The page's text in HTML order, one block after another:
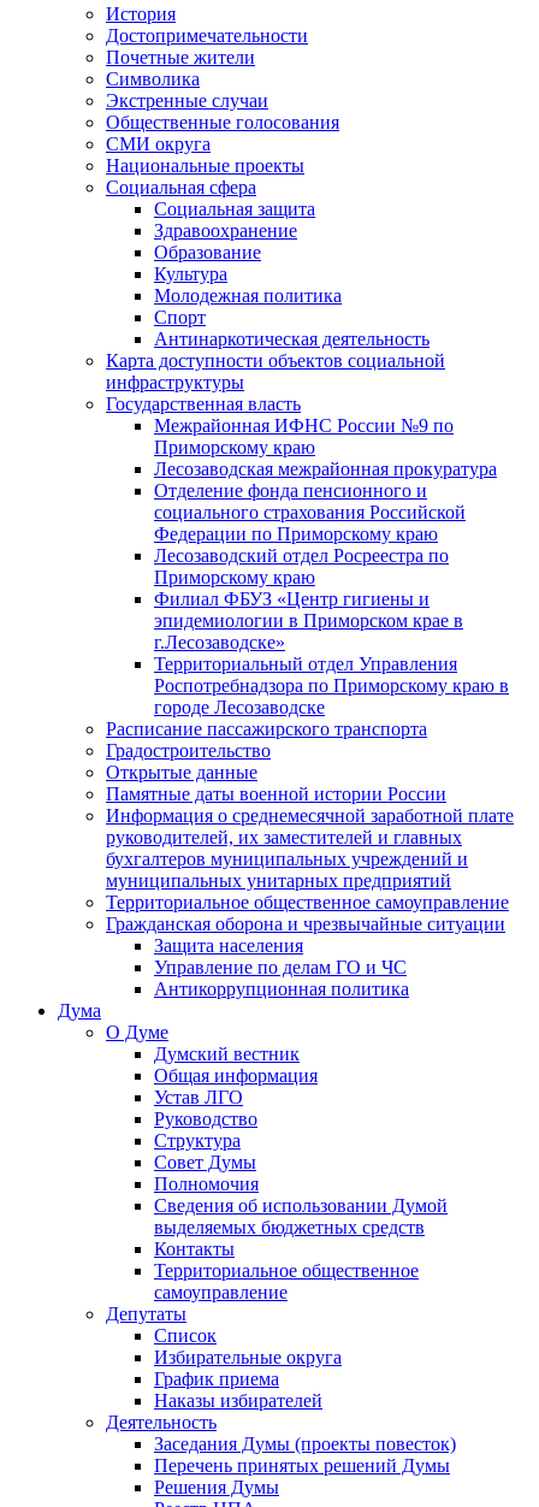
История
Достопримечательности
Почетные жители
Символика
Экстренные случаи
Общественные голосования
СМИ округа
Национальные проекты
Социальная сфера
Социальная защита
Здравоохранение
Образование
Культура
Молодежная политика
Спорт
Антинаркотическая деятельность
Карта доступности объектов социальной
инфраструктуры
Государственная власть
Межрайонная ИФНС России №9 по
Приморскому краю
Лесозаводская межрайонная прокуратура
Отделение фонда пенсионного и
социального страхования Российской
Федерации по Приморскому краю
Лесозаводский отдел Росреестра по
Приморскому краю
Филиал ФБУЗ «Центр гигиены и
эпидемиологии в Приморском крае в
г.Лесозаводске»
Территориальный отдел Управления
Роспотребнадзора по Приморскому краю в
городе Лесозаводске
Расписание пассажирского транспорта
Градостроительство
Открытые данные
Памятные даты военной истории России
Информация о среднемесячной заработной плате
руководителей, их заместителей и главных
бухгалтеров муниципальных учреждений и
муниципальных унитарных предприятий
Территориальное общественное самоуправление
Гражданская оборона и чрезвычайные ситуации
Защита населения
Управление по делам ГО и ЧС
Антикоррупционная политика
Дума
О Думе
Думский вестник
Общая информация
Устав ЛГО
Руководство
Структура
Совет Думы
Полномочия
Сведения об использовании Думой
выделяемых бюджетных средств
Контакты
Территориальное общественное
самоуправление
Депутаты
Список
Избирательные округа
График приема
Наказы избирателей
Деятельность
Заседания Думы (проекты повесток)
Перечень принятых решений Думы
Решения Думы